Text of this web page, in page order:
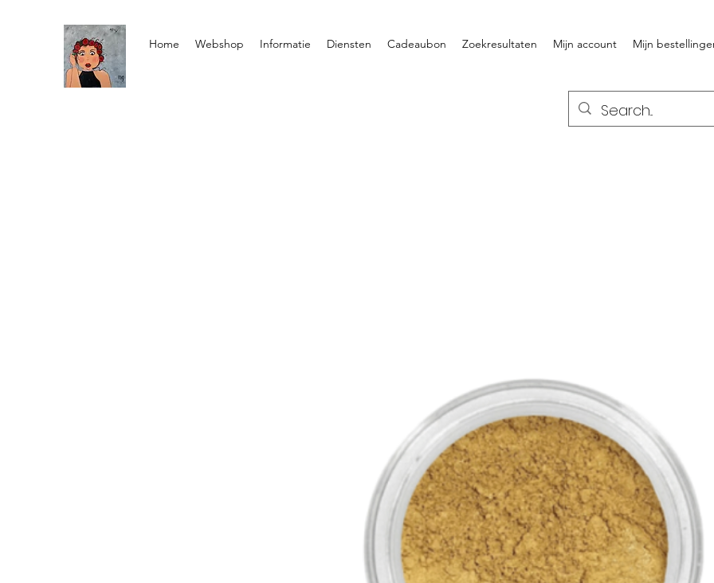
Home Webshop Informatie Diensten Cadeaubon Zoekresultaten Mijn account Mijn